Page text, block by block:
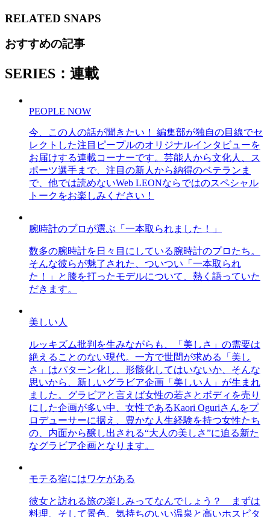
RELATED SNAPS
おすすめの記事
SERIES：連載
PEOPLE NOW
今、この人の話が聞きたい！ 編集部が独自の目線でセ
レクトした注目ピープルのオリジナルインタビューを
お届けする連載コーナーです。芸能人から文化人、ス
ポーツ選手まで、注目の新人から納得のベテランま
で、他では読めないWeb LEONならではのスペシャル
トークをお楽しみください！
腕時計のプロが選ぶ「一本取られました！」
数多の腕時計を日々目にしている腕時計のプロたち。
そんな彼らが魅了された、ついつい「一本取られ
た！」と膝を打ったモデルについて、熱く語っていた
だきます。
美しい人
ルッキズム批判を生みながらも、「美しさ」の需要は
絶えることのない現代。一方で世間が求める「美し
さ」はパターン化し、形骸化してはいないか、そんな
思いから、新しいグラビア企画「美しい人」が生まれ
ました。グラビアと言えば女性の若さとボディを売り
にした企画が多い中、女性であるKaori Oguriさんをプ
ロデューサーに据え、豊かな人生経験を持つ女性たち
の、内面から醸し出される“大人の美しさ”に迫る新た
なグラビア企画となります。
モテる宿にはワケがある
彼女と訪れる旅の楽しみってなんでしょう？ まずは
料理、そして景色。気持ちのいい温泉と高いホスピタ